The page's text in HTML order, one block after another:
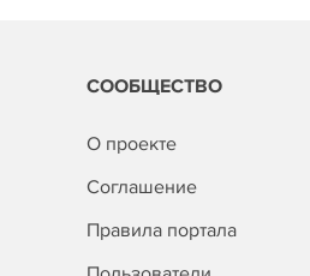
СООБЩЕСТВО
О проекте
Соглашение
Правила портала